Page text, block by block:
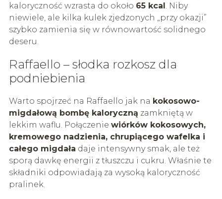
kaloryczność wzrasta do około 65 kcal. Niby
niewiele, ale kilka kulek zjedzonych „przy okazji”
szybko zamienia się w równowartość solidnego
deseru.
Raffaello – słodka rozkosz dla
podniebienia
Warto spojrzeć na Raffaello jak na kokosowo-
migdałową bombę kaloryczną zamkniętą w
lekkim waflu. Połączenie wiórków kokosowych,
kremowego nadzienia, chrupiącego wafelka i
całego migdała daje intensywny smak, ale też
sporą dawkę energii z tłuszczu i cukru. Właśnie te
składniki odpowiadają za wysoką kaloryczność
pralinek.